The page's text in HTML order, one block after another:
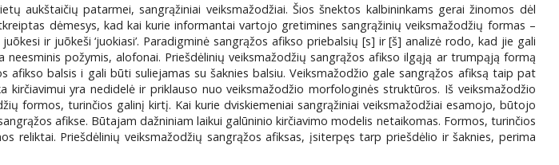
aukštaičių patarmei, sangrąžiniai veiksmažodžiai. Šios šnektos kalbininkams gerai žinomos dėl
dėmesys, kad kai kurie informantai vartojo gretimines sangrąžinių veiksmažodžių formas –
juõkesi ir juõkeši ‘juokiasi’. Paradigminė sangrąžos afikso priebalsių [s] ir [š] analizė rodo, kad jie gali
požymis, alofonai. Priešdėlinių veiksmažodžių sangrąžos afikso ilgąją ar trumpąją formą
afikso balsis i gali būti suliejamas su šaknies balsiu. Veiksmažodžio gale sangrąžos afiksą taip pat
yra nedidelė ir priklauso nuo veiksmažodžio morfologinės struktūros. Iš veiksmažodžio
formos, turinčios galinį kirtį. Kai kurie dviskiemeniai sangrąžiniai veiksmažodžiai esamojo, būtojo
afikse. Būtajam dažniniam laikui galūninio kirčiavimo modelis netaikomas. Formos, turinčios
reliktai. Priešdėlinių veiksmažodžių sangrąžos afiksas, įsiterpęs tarp priešdėlio ir šaknies, perima